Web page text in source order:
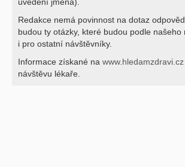
Redakce nemá povinnost na dotaz
budou ty otázky, které budou podle našeho
i pro ostatní návštěvníky.
Informace získané na www.hledamzdravi.cz
návštěvu lékaře.